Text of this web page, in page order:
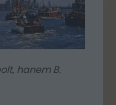
hanem B.